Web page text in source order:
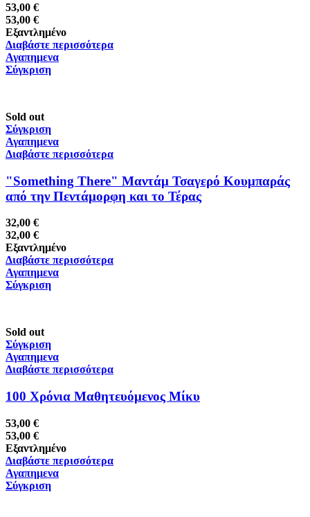
53,00 €
53,00 €
Εξαντλημένο
Διαβάστε περισσότερα
Αγαπημενα
Σύγκριση
Sold out
Σύγκριση
Αγαπημενα
Διαβάστε περισσότερα
"Something There" Μαντάμ Τσαγερό Κουμπαράς
από την Πεντάμορφη και το Τέρας
32,00 €
32,00 €
Εξαντλημένο
Διαβάστε περισσότερα
Αγαπημενα
Σύγκριση
Sold out
Σύγκριση
Αγαπημενα
Διαβάστε περισσότερα
100 Χρόνια Μαθητευόμενος Μίκυ
53,00 €
53,00 €
Εξαντλημένο
Διαβάστε περισσότερα
Αγαπημενα
Σύγκριση